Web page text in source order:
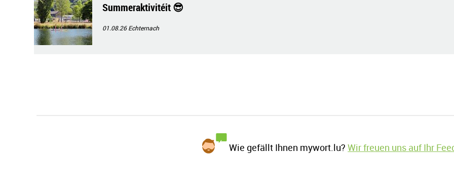
Summeraktivitéit 😎
01.08.26Echternach
Wie gefällt Ihnen mywort.lu?Wir freuen uns auf Ihr